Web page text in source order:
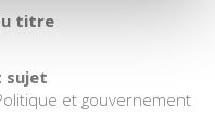
titre
sujet
et gouvernement